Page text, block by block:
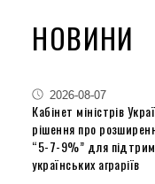
НОВИНИ
2026-08-07
Кабінет міністрів
рішення про
“5-7-9%” для
українських аграріїв